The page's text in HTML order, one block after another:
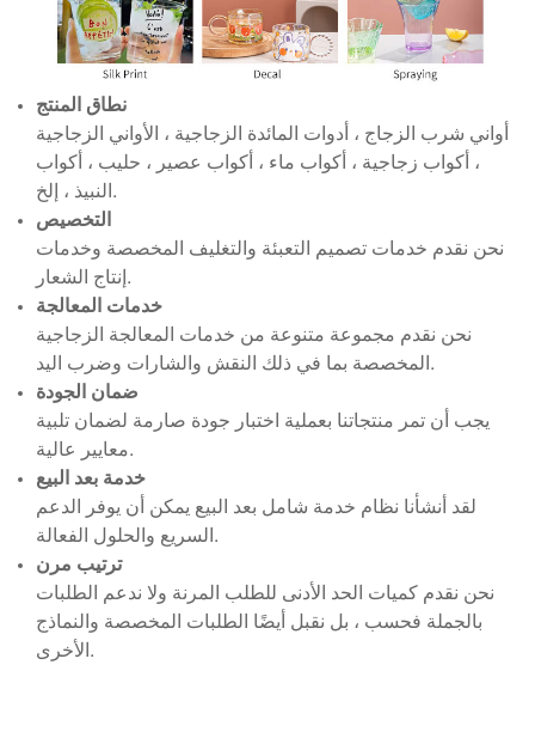
نطاق المنتج
أواني شرب الزجاج ، أدوات المائدة الزجاجية ، الأواني الزجاجية
، أكواب زجاجية ، أكواب ماء ، أكواب عصير ، حليب ، أكواب
النبيذ ، إلخ.
التخصيص
نحن نقدم خدمات تصميم التعبئة والتغليف المخصصة وخدمات
إنتاج الشعار.
خدمات المعالجة
نحن نقدم مجموعة متنوعة من خدمات المعالجة الزجاجية
المخصصة بما في ذلك النقش والشارات وضرب اليد.
ضمان الجودة
يجب أن تمر منتجاتنا بعملية اختبار جودة صارمة لضمان تلبية
معايير عالية.
خدمة بعد البيع
لقد أنشأنا نظام خدمة شامل بعد البيع يمكن أن يوفر الدعم
السريع والحلول الفعالة.
ترتيب مرن
نحن نقدم كميات الحد الأدنى للطلب المرنة ولا ندعم الطلبات
بالجملة فحسب ، بل نقبل أيضًا الطلبات المخصصة والنماذج
الأخرى.